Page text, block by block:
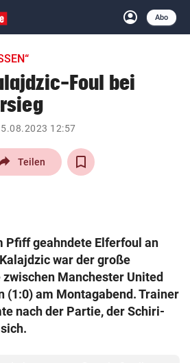
account_circle
Anmelden
Abo
close Schließen
arrow_right
& Co KG 2026
Foul bei
12:57
Teilen
Pfiff geahndete Elferfoul an
war der große
Manchester United
(1:0) am Montagabend. Trainer
nach der Partie, der Schiri-